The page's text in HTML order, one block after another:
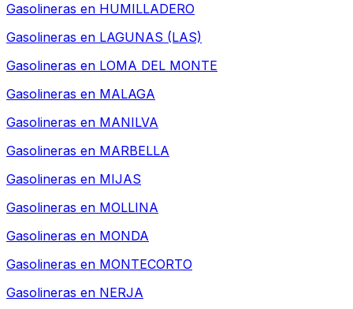
Gasolineras en HUMILLADERO
Gasolineras en LAGUNAS (LAS)
Gasolineras en LOMA DEL MONTE
Gasolineras en MALAGA
Gasolineras en MANILVA
Gasolineras en MARBELLA
Gasolineras en MIJAS
Gasolineras en MOLLINA
Gasolineras en MONDA
Gasolineras en MONTECORTO
Gasolineras en NERJA